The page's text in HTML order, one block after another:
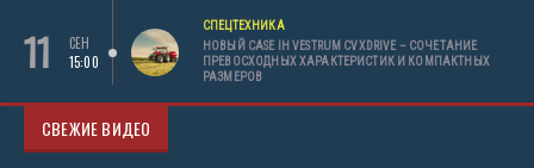
11
СЕН
15:00
СПЕЦТЕХНИКА
НОВЫЙ CASE IH VESTRUM CVXDRIVE – СОЧЕТАНИЕ
ПРЕВОСХОДНЫХ ХАРАКТЕРИСТИК И КОМПАКТНЫХ
РАЗМЕРОВ
СВЕЖИЕ ВИДЕО